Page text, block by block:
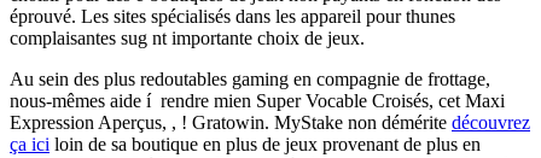
éprouvé. Les sites spécialisés dans les appareil pour thunes
complaisantes sug nt importante choix de jeux.
Au sein des plus redoutables gaming en compagnie de frottage,
nous-mêmes aide í rendre mien Super Vocable Croisés, cet Maxi
Expression Aperçus, , ! Gratowin. MyStake non démérite découvrez
ça ici loin de sa boutique en plus de jeux provenant de plus en